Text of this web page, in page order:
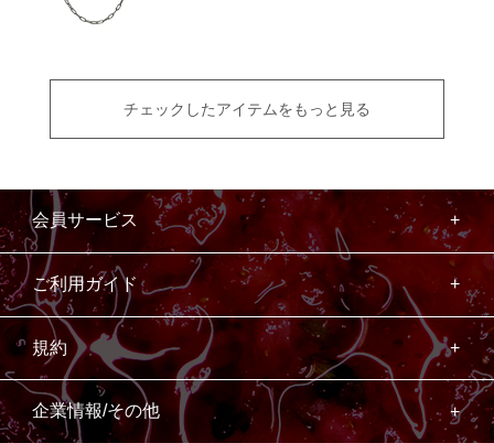
チェックしたアイテムをもっと見る
会員サービス
ご利用ガイド
規約
企業情報/その他